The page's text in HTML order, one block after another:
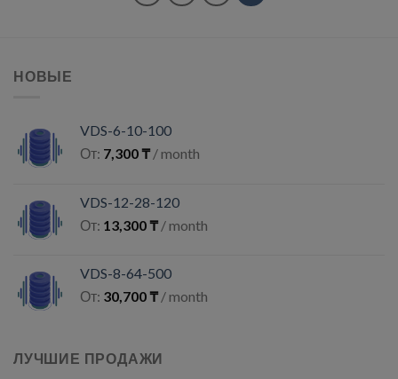
НОВЫЕ
VDS-6-10-100
От: 7,300₸ / month
VDS-12-28-120
От: 13,300₸ / month
VDS-8-64-500
От: 30,700₸ / month
ЛУЧШИЕ ПРОДАЖИ